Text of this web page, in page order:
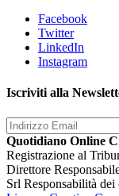
Facebook
Twitter
LinkedIn
Instagram
Iscriviti alla
Quotidiano Online
Registrazione al
Direttore
Srl Responsabilità